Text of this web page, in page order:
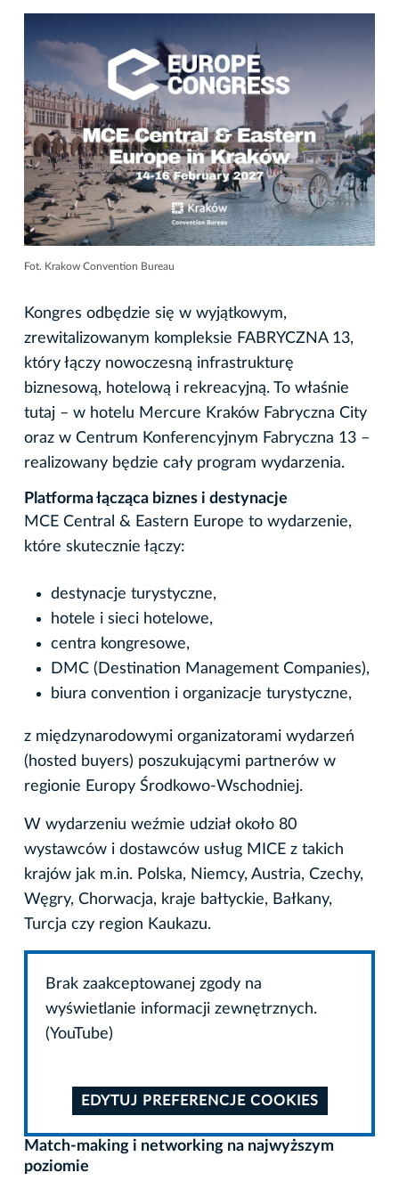
Fot. Krakow Convention Bureau
Kongres odbędzie się w wyjątkowym,
zrewitalizowanym kompleksie FABRYCZNA 13,
który łączy nowoczesną infrastrukturę
biznesową, hotelową i rekreacyjną. To właśnie
tutaj – w hotelu Mercure Kraków Fabryczna City
oraz w Centrum Konferencyjnym Fabryczna 13 –
realizowany będzie cały program wydarzenia.
Platforma łącząca biznes i destynacje
MCE Central & Eastern Europe to wydarzenie,
które skutecznie łączy:
destynacje turystyczne,
hotele i sieci hotelowe,
centra kongresowe,
DMC (Destination Management Companies),
biura convention i organizacje turystyczne,
z międzynarodowymi organizatorami wydarzeń
(hosted buyers) poszukującymi partnerów w
regionie Europy Środkowo-Wschodniej.
W wydarzeniu weźmie udział około 80
wystawców i dostawców usług MICE z takich
krajów jak m.in. Polska, Niemcy, Austria, Czechy,
Węgry, Chorwacja, kraje bałtyckie, Bałkany,
Turcja czy region Kaukazu.
Brak zaakceptowanej zgody na
wyświetlanie informacji zewnętrznych.
(YouTube)
EDYTUJ PREFERENCJE COOKIES
Match-making i networking na najwyższym
poziomie